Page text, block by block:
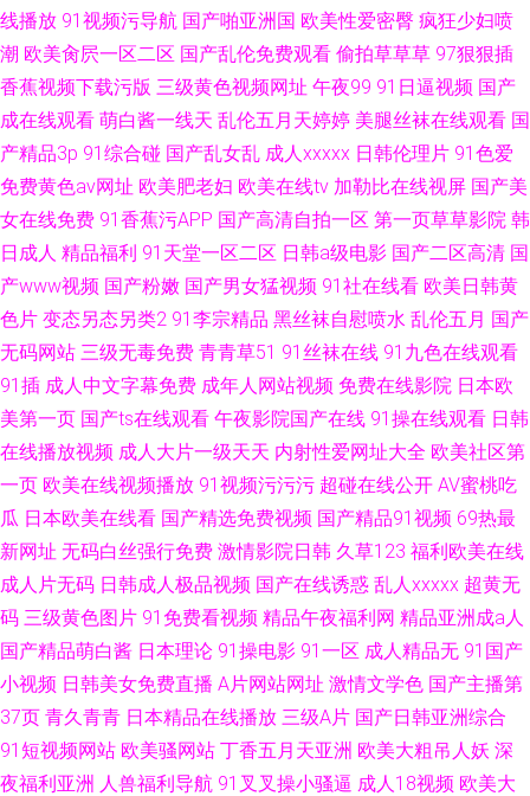
线播放 91视频污导航 国产啪亚洲国 欧美性爱密臀 疯狂少妇喷
潮 欧美肏屄一区二区 国产乱伦免费观看 偷拍草草草 97狠狠插
香蕉视频下载污版 三级黄色视频网址 午夜99 91日逼视频 国产
成在线观看 萌白酱一线天 乱伦五月天婷婷 美腿丝袜在线观看 国
产精品3p 91综合碰 国产乱女乱 成人xxxxx 日韩伦理片 91色爱
免费黄色av网址 欧美肥老妇 欧美在线tv 加勒比在线视屏 国产美
女在线免费 91香蕉污APP 国产高清自拍一区 第一页草草影院 韩
日成人 精品福利 91天堂一区二区 日韩a级电影 国产二区高清 国
产www视频 国产粉嫩 国产男女猛视频 91社在线看 欧美日韩黄
色片 变态另态另类2 91李宗精品 黑丝袜自慰喷水 乱伦五月 国产
无码网站 三级无毒免费 青青草51 91丝袜在线 91九色在线观看
91插 成人中文字幕免费 成年人网站视频 免费在线影院 日本欧
美第一页 国产ts在线观看 午夜影院国产在线 91操在线观看 日韩
在线播放视频 成人大片一级天天 内射性爱网址大全 欧美社区第
一页 欧美在线视频播放 91视频污污污 超碰在线公开 AV蜜桃吃
瓜 日本欧美在线看 国产精选免费视频 国产精品91视频 69热最
新网址 无码白丝强行免费 激情影院日韩 久草123 福利欧美在线
成人片无码 日韩成人极品视频 国产在线诱惑 乱人xxxxx 超黄无
码 三级黄色图片 91免费看视频 精品午夜福利网 精品亚洲成a人
国产精品萌白酱 日本理论 91操电影 91一区 成人精品无 91国产
小视频 日韩美女免费直播 A片网站网址 激情文学色 国产主播第
37页 青久青青 日本精品在线播放 三级A片 国产日韩亚洲综合
91短视频网站 欧美骚网站 丁香五月天亚洲 欧美大粗吊人妖 深
夜福利亚洲 人兽福利导航 91叉叉操小骚逼 成人18视频 欧美大